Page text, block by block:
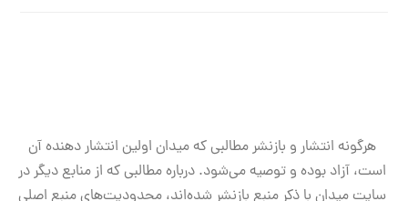
هرگونه انتشار و بازنشر مطالبی که میدان اولین انتشار دهنده آن
است، آزاد بوده و توصیه می‌شود. درباره مطالبی که از منابع دیگر در
سایت میدان با ذکر منبع بازنشر شده‌اند، محدودیت‌های منبع اصلی